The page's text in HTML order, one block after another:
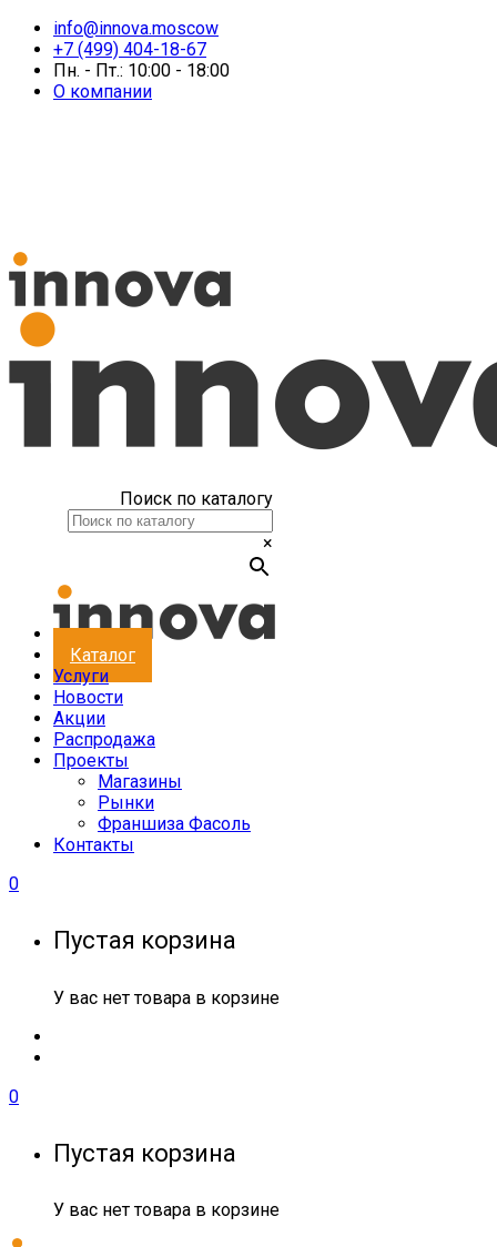
info@innova.moscow
+7 (499) 404-18-67
Пн. - Пт.: 10:00 - 18:00
О компании
Поиск по каталогу
×
Каталог
Услуги
Новости
Акции
Распродажа
Проекты
Магазины
Рынки
Франшиза Фасоль
Контакты
0
Пустая корзина
У вас нет товара в корзине
0
Пустая корзина
У вас нет товара в корзине